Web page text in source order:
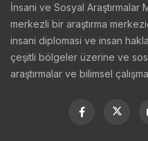
İnsani ve Sosyal Araştırmalar
merkezli bir araştırma
insani diplomasi ve insan
çeşitli bölgeler üzerine ve
araştırmalar ve bilimsel